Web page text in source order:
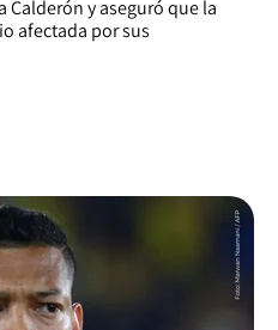
Calderón y aseguró que la
afectada por sus